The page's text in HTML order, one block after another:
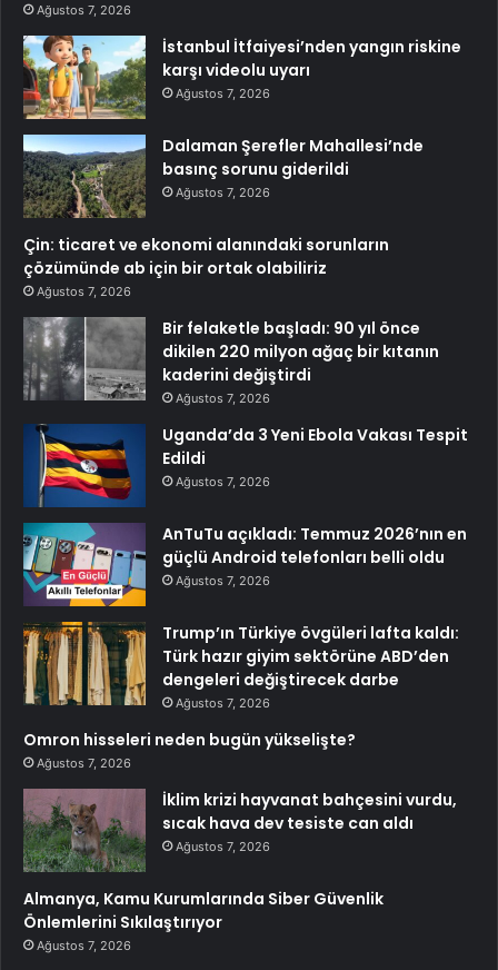
Ağustos 7, 2026
İstanbul İtfaiyesi’nden yangın riskine
karşı videolu uyarı
Ağustos 7, 2026
Dalaman Şerefler Mahallesi’nde
basınç sorunu giderildi
Ağustos 7, 2026
Çin: ticaret ve ekonomi alanındaki sorunların
çözümünde ab için bir ortak olabiliriz
Ağustos 7, 2026
Bir felaketle başladı: 90 yıl önce
dikilen 220 milyon ağaç bir kıtanın
kaderini değiştirdi
Ağustos 7, 2026
Uganda’da 3 Yeni Ebola Vakası Tespit
Edildi
Ağustos 7, 2026
AnTuTu açıkladı: Temmuz 2026’nın en
güçlü Android telefonları belli oldu
Ağustos 7, 2026
Trump’ın Türkiye övgüleri lafta kaldı:
Türk hazır giyim sektörüne ABD’den
dengeleri değiştirecek darbe
Ağustos 7, 2026
Omron hisseleri neden bugün yükselişte?
Ağustos 7, 2026
İklim krizi hayvanat bahçesini vurdu,
sıcak hava dev tesiste can aldı
Ağustos 7, 2026
Almanya, Kamu Kurumlarında Siber Güvenlik
Önlemlerini Sıkılaştırıyor
Ağustos 7, 2026